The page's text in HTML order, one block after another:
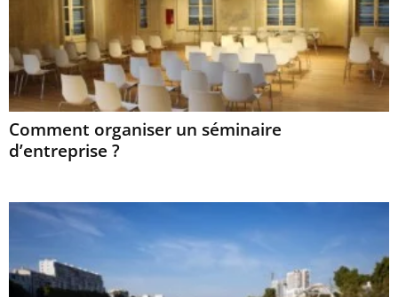
Comment organiser un séminaire
d’entreprise ?